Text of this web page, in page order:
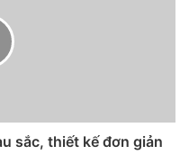
về lượng xuất xưởng
của năm nay. Ngoài ra,
sắc, thiết kế đơn giản